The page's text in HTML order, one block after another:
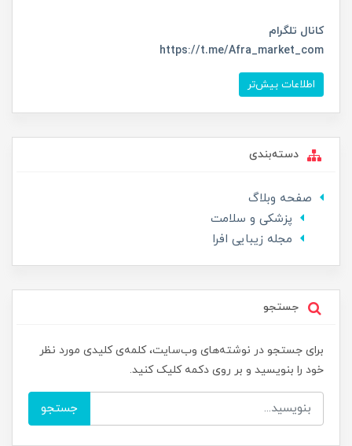
کانال تلگرام
https://t.me/Afra_market_com
اطلاعات بیش‌تر
دسته‌بندی
صفحه وبلاگ
پزشکی و سلامت
مجله زیبایی افرا
جستجو
برای جستجو در نوشته‌های وب‌سایت، کلمه‌ی کلیدی مورد نظر
خود را بنویسید و بر روی دکمه کلیک کنید.
جستجو